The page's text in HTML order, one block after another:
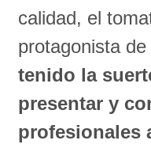
calidad, el
protagonista
tenido la
presentar y
profesionales